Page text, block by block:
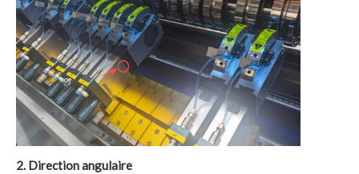
2. Direction angulaire